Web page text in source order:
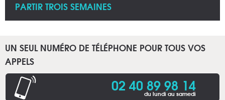
PARTIR TROIS SEMAINES
UN SEUL NUMÉRO DE TÉLÉPHONE POUR TOUS VOS
APPELS
02 40 89 98 14
du lundi au samedi